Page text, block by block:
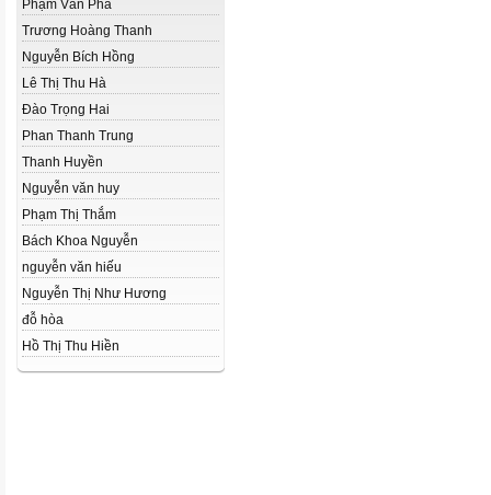
Phạm Văn Pha
Trương Hoàng Thanh
Nguyễn Bích Hồng
Lê Thị Thu Hà
Đào Trọng Hai
Phan Thanh Trung
Thanh Huyền
Nguyễn văn huy
Phạm Thị Thắm
Bách Khoa Nguyễn
nguyễn văn hiếu
Nguyễn Thị Như­ Hương
đỗ hòa
Hồ Thị Thu Hiền